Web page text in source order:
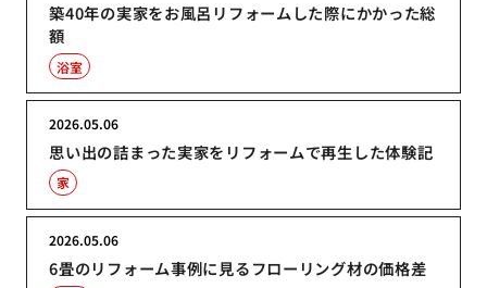
築40年の実家をお風呂リフォームした際にかかった総
額
浴室
思い出の詰まった実家をリフォームで再生した体験記
2026.05.06
家
6畳のリフォーム事例に見るフローリング材の価格差
2026.05.06